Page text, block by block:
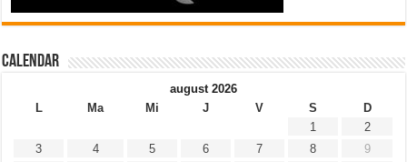
Calendar
august 2026
L
Ma Mi J V S
D
1
2
3
4 5 6 7 8
9